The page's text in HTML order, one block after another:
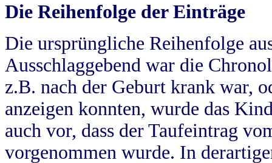
Die Reihenfolge der Einträge
Die ursprüngliche Reihenfolge
Ausschlaggebend war die
z.B. nach der Geburt krank war,
anzeigen konnten, wurde das
auch vor, dass der Taufeintrag
vorgenommen wurde. In